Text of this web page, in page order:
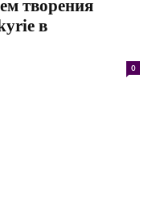
творения
в
0